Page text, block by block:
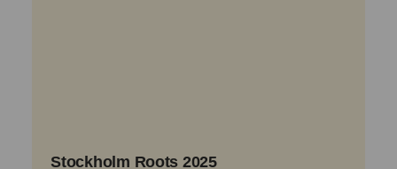
Stockholm Roots 2025